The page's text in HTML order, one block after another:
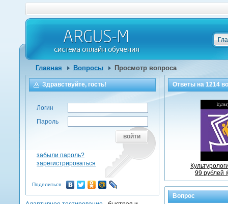
Главная Вопросы Просмотр вопроса
Ответы на1214
99 рублей
Вопрос
Здравствуйте, гость!
Логин
Пароль
войти
забыли пароль?
зарегистрироваться
Поделиться